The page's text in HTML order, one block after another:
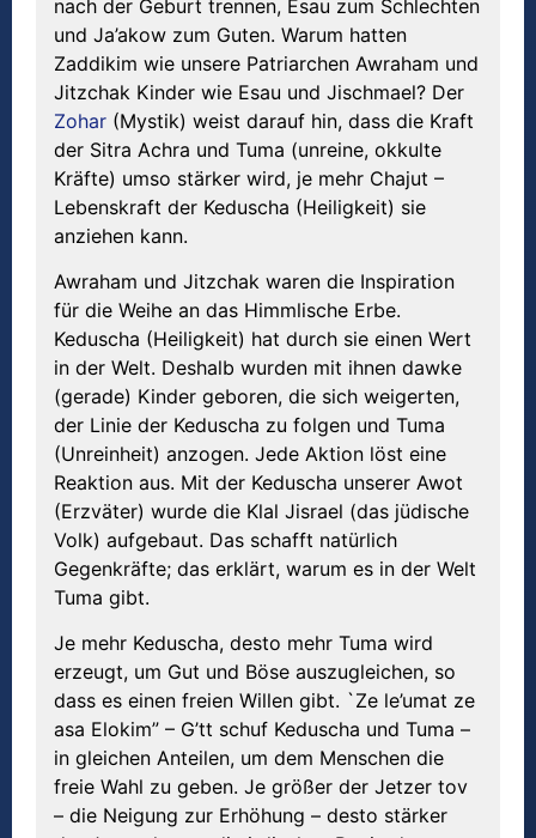
nach der Geburt trennen, Esau zum Schlechten
und Ja’akow zum Guten. Warum hatten
Zaddikim wie unsere Patriarchen Awraham und
Jitzchak Kinder wie Esau und Jischmael? Der
Zohar (Mystik) weist darauf hin, dass die Kraft
der Sitra Achra und Tuma (unreine, okkulte
Kräfte) umso stärker wird, je mehr Chajut –
Lebenskraft der Keduscha (Heiligkeit) sie
anziehen kann.
Awraham und Jitzchak waren die Inspiration
für die Weihe an das Himmlische Erbe.
Keduscha (Heiligkeit) hat durch sie einen Wert
in der Welt. Deshalb wurden mit ihnen dawke
(gerade) Kinder geboren, die sich weigerten,
der Linie der Keduscha zu folgen und Tuma
(Unreinheit) anzogen. Jede Aktion löst eine
Reaktion aus. Mit der Keduscha unserer Awot
(Erzväter) wurde die Klal Jisrael (das jüdische
Volk) aufgebaut. Das schafft natürlich
Gegenkräfte; das erklärt, warum es in der Welt
Tuma gibt.
Je mehr Keduscha, desto mehr Tuma wird
erzeugt, um Gut und Böse auszugleichen, so
dass es einen freien Willen gibt. `Ze le’umat ze
asa Elokim” – G’tt schuf Keduscha und Tuma –
in gleichen Anteilen, um dem Menschen die
freie Wahl zu geben. Je größer der Jetzer tov
– die Neigung zur Erhöhung – desto stärker